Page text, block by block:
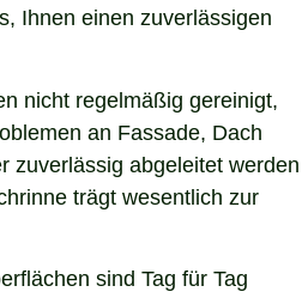
Ihnen einen zuverlässigen
nicht regelmäßig gereinigt,
an Fassade, Dach
zuverlässig abgeleitet werden
trägt wesentlich zur
sind Tag für Tag